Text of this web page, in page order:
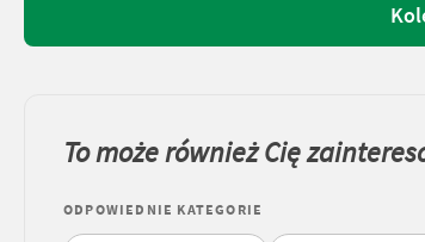
To może również Cię
ODPOWIEDNIE KATEGORIE